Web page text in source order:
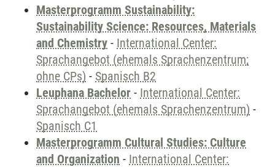
Masterprogramm Sustainability:
Sustainability Science: Resources, Materials
and Chemistry - International Center:
Sprachangebot (ehemals Sprachenzentrum;
ohne CPs) - Spanisch B2
Leuphana Bachelor - International Center:
Sprachangebot (ehemals Sprachenzentrum) -
Spanisch C1
Masterprogramm Cultural Studies: Culture
and Organization - International Center: